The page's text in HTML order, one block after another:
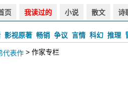
页 我读过的 小说 散文 诗
影视原著 畅销 争议 言情 科幻 推理
代表作 > 作家专栏